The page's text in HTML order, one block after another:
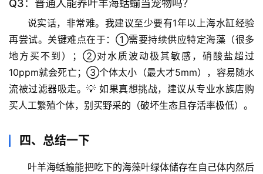
学
科
技
前
沿
驿
Q3：普通人能养叶羊海蛞蝓当宠物吗？
说实话， 非常难。我建议至少要有1年以上海水缸经验
再尝试。关键难点在于：①需要持续供应特定海藻（很多
地方买不到）；②对水质波动极其敏感，硝酸盐超过
10ppm就会死亡；③个体太小（最大才5mm），容易随水
流被过滤器吸走。💡 如果真想挑战，建议从专业水族店购
买人工繁殖个体，别买野采的（破坏生态且存活率极低）。
四、总结一下
叶羊海蛞蝓能把吃下的海藻叶绿体储存在自己体内然后